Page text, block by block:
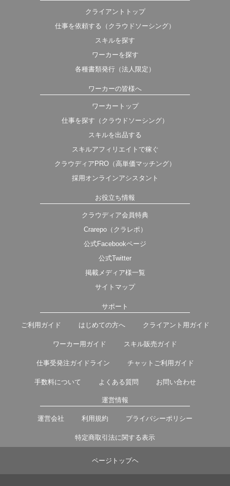
クライアントトップ
仕事を依頼する（クラウドソーシング）
スキルを探す
ワーカーを探す
各種書類発行（法人限定）
ワーカーの皆様へ
ワーカートップ
仕事を探す（クラウドソーシング）
スキルを出品する
スキルアフィリエイトで稼ぐ
クラウディアPRO（高単価マッチング）
採用オンラインアシスタント
お役立ち情報
クラウディア会員特典
Crarepo（クラレポ）
公式Facebookページ
公式Twitter
掲載メディア様一覧
サイトマップ
サポート
ご利用ガイド はじめての方へ クライアント用ガイド
ワーカー用ガイド スキル販売ガイド
仕事受発注ガイドライン チャットご利用ガイド
手数料について よくある質問 お問い合わせ
運営情報
運営会社 利用規約 プライバシーポリシー
特定商取引法に関する表示
ページトップヘ